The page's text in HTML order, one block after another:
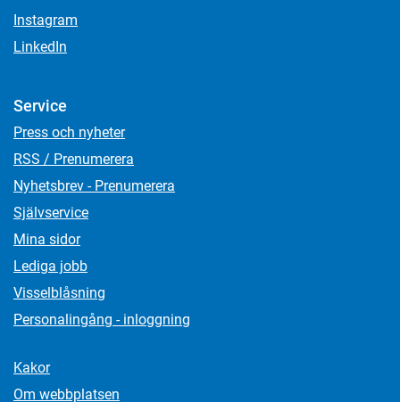
Instagram
LinkedIn
Service
Press och nyheter
RSS / Prenumerera
Nyhetsbrev - Prenumerera
Självservice
Mina sidor
Lediga jobb
Visselblåsning
Personalingång - inloggning
Kakor
Om webbplatsen